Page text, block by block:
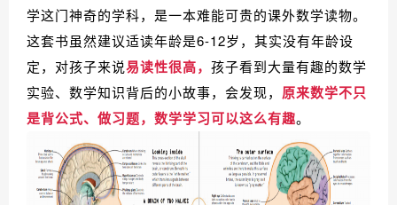
学这门神奇的学科，是一本难能可贵的课外数学读物。
这套书虽然建议适读年龄是6-12岁，其实没有年龄设
定，对孩子来说易读性很高， 孩子看到大量有趣的数学
实验、数学知识背后的小故事，会发现， 原来数学不只
是背公式、做习题， 数学学习可以这么有趣。